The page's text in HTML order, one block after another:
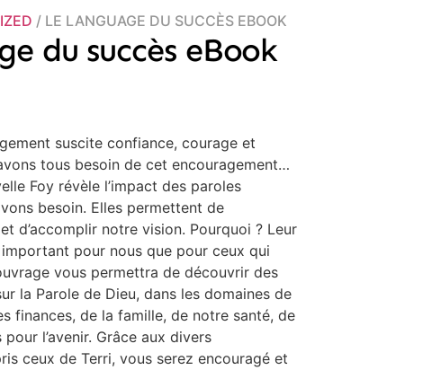
/ LE LANGUAGE DU SUCCÈS EBOOK
du succès eBook
suscite confiance, courage et
tous besoin de cet encouragement…
Foy révèle l’impact des paroles
besoin. Elles permettent de
d’accomplir notre vision. Pourquoi ? Leur
pour nous que pour ceux qui
vous permettra de découvrir des
la Parole de Dieu, dans les domaines de
finances, de la famille, de notre santé, de
l’avenir. Grâce aux divers
ceux de Terri, vous serez encouragé et